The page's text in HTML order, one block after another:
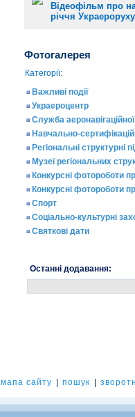
Відеофільм про
річчя
Фотогалерея
Категорії:
Важливі події
Украероцентр
Служба
Навчально-
Регіональні структурні
Музеї регіональних
Конкурсні фотороботи
Конкурсні фотороботи
Спорт
Соціально-культурні
Святкові дати
Останні додавання:
мапа сайту пошук